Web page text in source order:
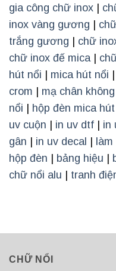
gia công chữ inox
inox vàng gương
trắng gương
chữ
chữ inox đế mica|
hút nổi
mica hút nổi
crom
mạ chân không
nổi
hộp đèn mica
uv cuộn
in uv dtf in
gân
in uv decal
hộp đèn
bảng hiệu
chữ nổi alu
tranh
CHỮ NỔI